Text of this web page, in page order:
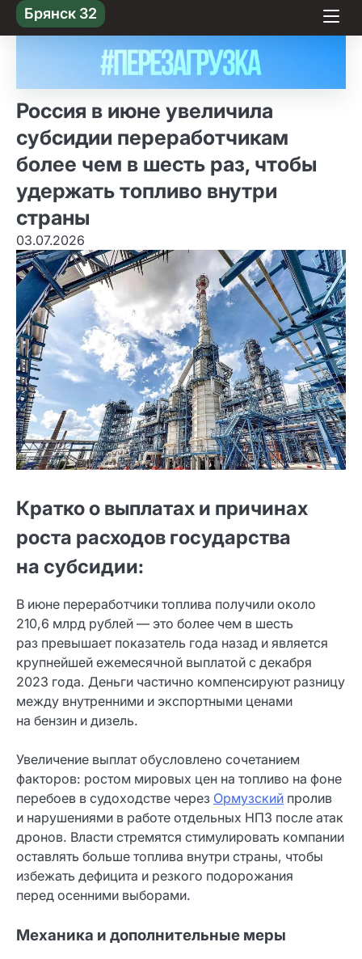
Skip
to content
Брянск 32
Россия в июне увеличила
субсидии переработчикам
более чем в шесть раз, чтобы
удержать топливо внутри
страны
03.07.2026
Кратко о выплатах и причинах
роста расходов государства
на субсидии:
В июне переработчики топлива получили около
210,6 млрд рублей — это более чем в шесть
раз превышает показатель года назад и является
крупнейшей ежемесячной выплатой с декабря
2023 года. Деньги частично компенсируют разницу
между внутренними и экспортными ценами
на бензин и дизель.
Увеличение выплат обусловлено сочетанием
факторов: ростом мировых цен на топливо на фоне
перебоев в судоходстве через Ормузский пролив
и нарушениями в работе отдельных НПЗ после атак
дронов. Власти стремятся стимулировать компании
оставлять больше топлива внутри страны, чтобы
избежать дефицита и резкого подорожания
перед осенними выборами.
Механика и дополнительные меры